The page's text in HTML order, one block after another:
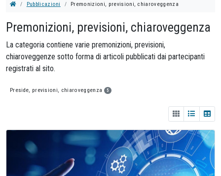
Pubblicazioni Premonizioni, previsioni, chiaroveggenza
Premonizioni, previsioni, chiaroveggenza
La categoria contiene varie premonizioni, previsioni,
chiaroveggenze sotto forma di articoli pubblicati dai partecipanti
registrati al sito.
Preside, previsioni, chiaroveggenza 5